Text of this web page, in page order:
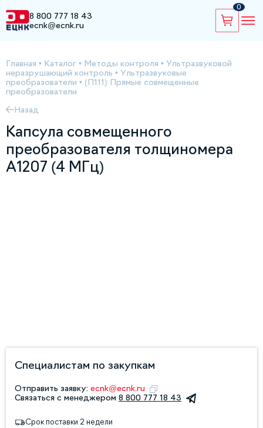
8 800 777 18 43
ecnk@ecnk.ru
0
Главная • Каталог • Методы контроля • Ультразвуковой
неразрушающий контроль • Ультразвуковые
преобразователи • (П111) Прямые совмещенные
преобразователи
Назад
Капсула совмещенного
преобразователя толщиномера
А1207 (4 МГц)
Специалистам по закупкам
Отправить заявку: ecnk@ecnk.ru
Связаться с менеджером 8 800 777 18 43
Срок поставки 2 недели